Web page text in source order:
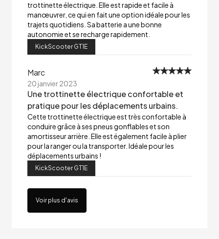
trottinette électrique. Elle est rapide et facile à
manœuvrer, ce qui en fait une option idéale pour les
trajets quotidiens. Sa batterie a une bonne
autonomie et se recharge rapidement.
KickScooter GT1E
Marc
20 janvier 2023
Une trottinette électrique confortable et
pratique pour les déplacements urbains.
Cette trottinette électrique est très confortable à
conduire grâce à ses pneus gonflables et son
amortisseur arrière. Elle est également facile à plier
pour la ranger ou la transporter. Idéale pour les
déplacements urbains !
KickScooter GT1E
Voir plus d'avis